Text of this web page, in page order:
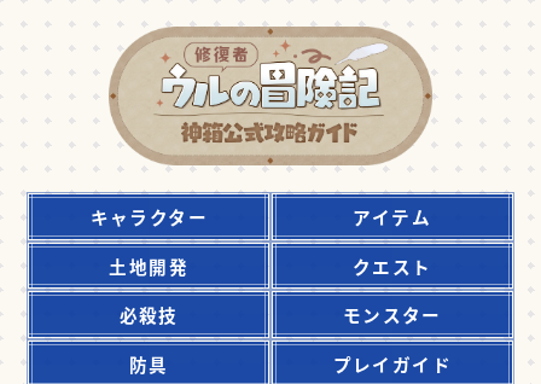
キャラクター
アイテム
土地開発
クエスト
必殺技
モンスター
防具
プレイガイド